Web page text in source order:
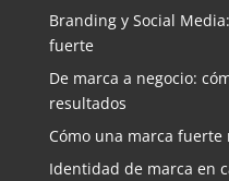
Branding y Social
fuerte
De marca a negocio:
resultados
Cómo una marca
Identidad de marca en